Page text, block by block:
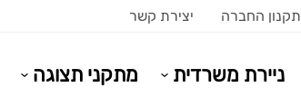
תקנון החברה יצירת קשר
ניירת משרדית מתקני תצוגה